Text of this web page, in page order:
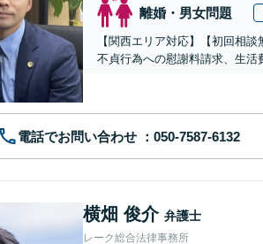
離婚・男女問題
【関西エリア対応】【初回相
不貞行為への慰謝料請求、生活
電話でお問い合わせ
横畑 俊介 弁護士
レーク総合法律事務所